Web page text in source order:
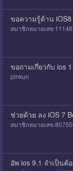
ขอความรู้ด้าน
สมาชิกหมายเลข
ขอถามเกี่ยวกับ ios
pinkun
ช่วยด้วย ลง iOS 7
สมาชิกหมายเลข
อัพ ios 9.1 จำเป็นต้